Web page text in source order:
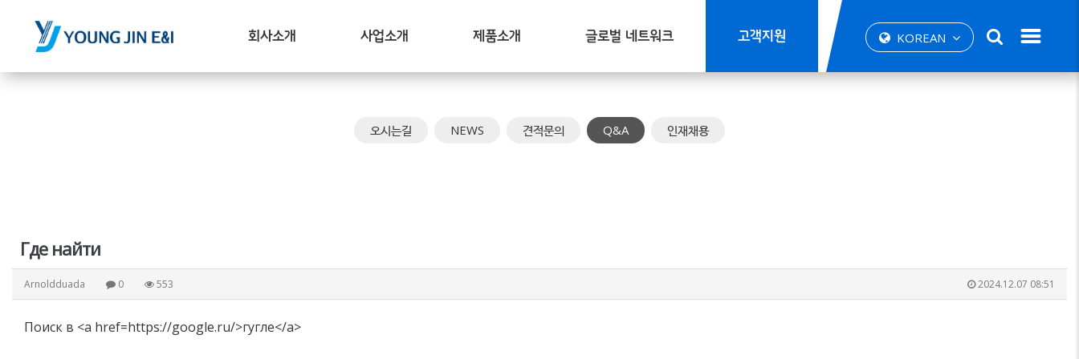
회사소개 사업소개 제품소개 글로벌 네트워크 고객지원 KOREAN
오시는길 NEWS 견적문의 Q&A 인재채용
Где найти
Arnoldduada 0 553 2024.12.07 08:51
Поиск в <a href=https://google.ru/>гугле</a>